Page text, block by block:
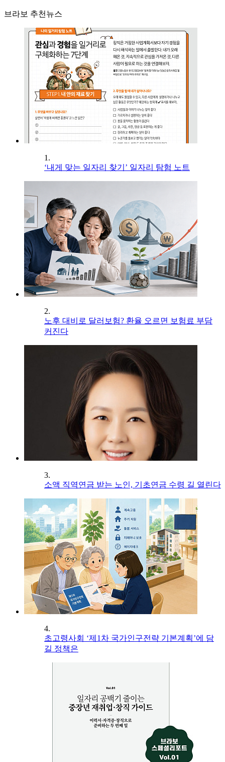
브라보 추천뉴스
1.
‘내게 맞는 일자리 찾기’ 일자리 탐험 노트
2.
노후 대비로 달러보험? 환율 오르면 보험료 부담
커진다
3.
소액 직역연금 받는 노인, 기초연금 수령 길 열린다
4.
초고령사회 ‘제1차 국가인구전략 기본계획’에 담
길 정책은